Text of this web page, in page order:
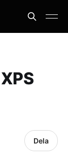
Dela